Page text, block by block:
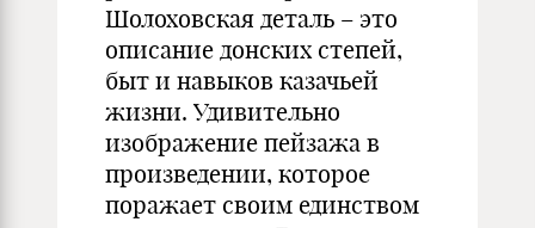
Шолоховская деталь – это
описание донских степей,
быт и навыков казачьей
жизни. Удивительно
изображение пейзажа в
произведении, которое
поражает своим единством